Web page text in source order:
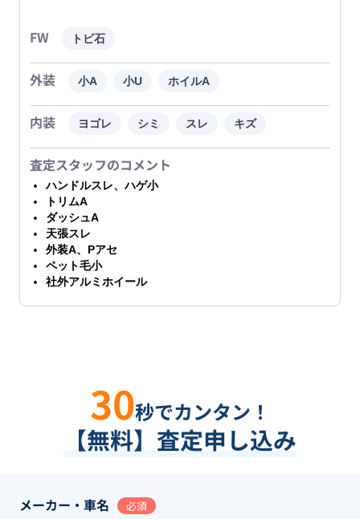
FW トビ石
外装 小A 小U ホイルA
内装 ヨゴレ シミ スレ キズ
査定スタッフのコメント
ハンドルスレ、ハゲ小
トリムA
ダッシュA
天張スレ
外装A、Pアセ
ペット毛小
社外アルミホイール
30秒でカンタン！
【無料】査定申し込み
メーカー・車名 必須